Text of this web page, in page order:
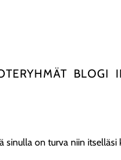
BLOGI
on turva niin itselläsi